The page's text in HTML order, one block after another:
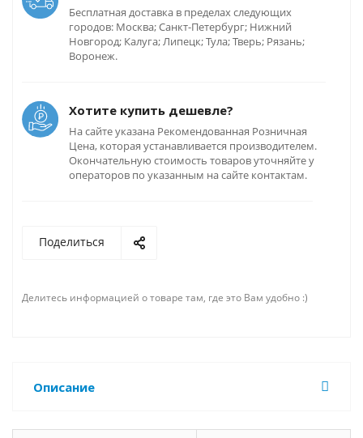
Бесплатная доставка в пределах следующих
городов: Москва; Санкт-Петербург; Нижний
Новгород; Калуга; Липецк; Тула; Тверь; Рязань;
Воронеж.
Хотите купить дешевле?
На сайте указана Рекомендованная Розничная
Цена, которая устанавливается производителем.
Окончательную стоимость товаров уточняйте у
операторов по указанным на сайте контактам.
Поделиться
Делитесь информацией о товаре там, где это Вам удобно :)
Описание